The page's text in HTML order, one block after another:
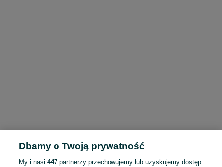
Dbamy o Twoją prywatność
My i nasi447 partnerzy przechowujemy lub uzyskujemy dostęp